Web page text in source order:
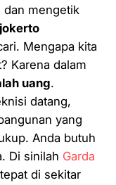
dan mengetik
Mengapa kita
Karena dalam
uang.
datang,
yang
Anda butuh
. Di sinilah Garda
di sekitar